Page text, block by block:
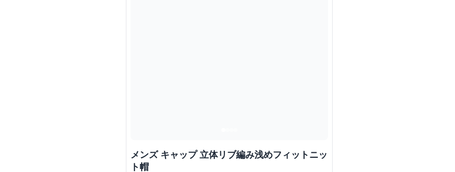
メンズ キャップ 立体リブ編み浅めフィットニッ
ト帽